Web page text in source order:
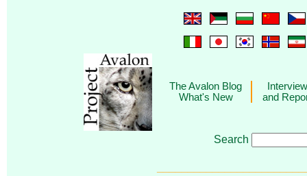
The Avalon Blog
What's New
and
Search